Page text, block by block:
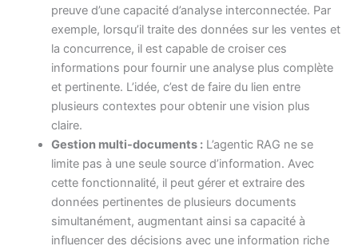
preuve d’une capacité d’analyse interconnectée. Par
exemple, lorsqu’il traite des données sur les ventes et
la concurrence, il est capable de croiser ces
informations pour fournir une analyse plus complète
et pertinente. L’idée, c’est de faire du lien entre
plusieurs contextes pour obtenir une vision plus
claire.
Gestion multi-documents :L’agentic RAG ne se
limite pas à une seule source d’information. Avec
cette fonctionnalité, il peut gérer et extraire des
données pertinentes de plusieurs documents
simultanément, augmentant ainsi sa capacité à
influencer des décisions avec une information riche